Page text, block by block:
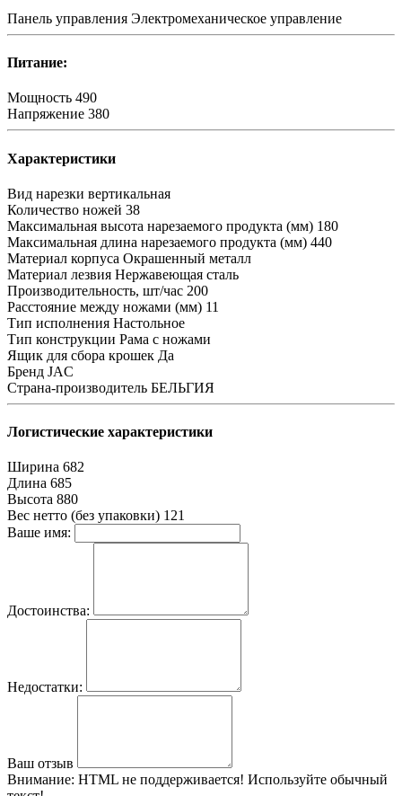
Панель управления Электромеханическое управление
Питание:
Мощность 490
Напряжение 380
Характеристики
Вид нарезки вертикальная
Количество ножей 38
Максимальная высота нарезаемого продукта (мм) 180
Максимальная длина нарезаемого продукта (мм) 440
Материал корпуса Окрашенный металл
Материал лезвия Нержавеющая сталь
Производительность, шт/час 200
Расстояние между ножами (мм) 11
Тип исполнения Настольное
Тип конструкции Рама с ножами
Ящик для сбора крошек Да
Бренд JAC
Страна-производитель БЕЛЬГИЯ
Логистические характеристики
Ширина 682
Длина 685
Высота 880
Вес нетто (без упаковки) 121
Ваше имя:
Достоинства:
Недостатки:
Ваш отзыв
Внимание: HTML не поддерживается! Используйте обычный